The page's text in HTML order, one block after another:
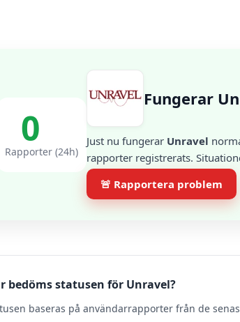
0
Rapporter (24h)
Fungerar
Just nu fungerar Unravel
rapporter registrerats.
🚨 Rapportera problem
bedöms statusen för Unravel?
baseras på användarrapporter från de